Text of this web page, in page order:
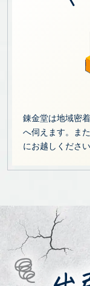
錬金堂は地域密
へ伺えます。ま
にお越しください